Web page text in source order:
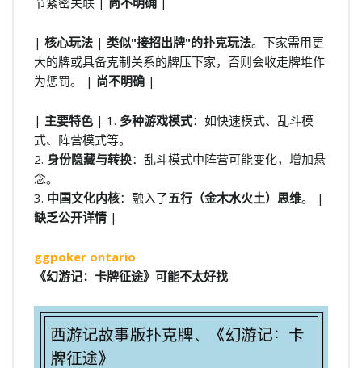
| 核心玩法 | 类似"接招出牌"的扑克玩法。下家需用更
大的牌或具备克制关系的牌压下家，否则会收走牌堆作
为惩罚。 | 尚不明确 |
| 主要特色 | 1. 多种游戏模式：如快速模式、乱斗模
式、阵营模式等。
2. 身份隐藏与转换：乱斗模式中阵营可能变化，增加悬
念。
3. 中国文化内核：融入了五行（金木水火土）思维。 |
缺乏公开详情 |
ggpoker ontario
《幻游记：卡牌征途》可能不太好找